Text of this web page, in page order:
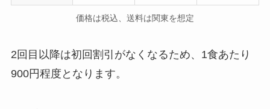
価格は税込、送料は関東を想定
2回目以降は初回割引がなくなるため、1食あたり
900円程度となります。